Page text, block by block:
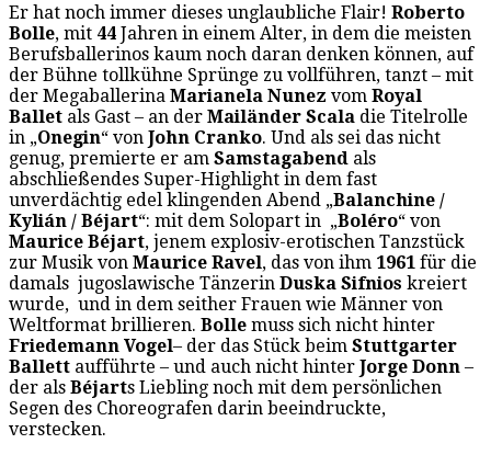
Er hat noch immer dieses unglaubliche Flair! Roberto
Bolle, mit 44 Jahren in einem Alter, in dem die meisten
Berufsballerinos kaum noch daran denken können, auf
der Bühne tollkühne Sprünge zu vollführen, tanzt – mit
der Megaballerina Marianela Nunez vom Royal
Ballet als Gast – an der Mailänder Scala die Titelrolle
in „Onegin“ von John Cranko. Und als sei das nicht
genug, premierte er am Samstagabend als
abschließendes Super-Highlight in dem fast
unverdächtig edel klingenden Abend „Balanchine /
Kylián / Béjart“: mit dem Solopart in „Boléro“ von
Maurice Béjart, jenem explosiv-erotischen Tanzstück
zur Musik von Maurice Ravel, das von ihm 1961 für die
damals jugoslawische Tänzerin Duska Sifnios kreiert
wurde, und in dem seither Frauen wie Männer von
Weltformat brillieren. Bolle muss sich nicht hinter
Friedemann Vogel– der das Stück beim Stuttgarter
Ballett aufführte – und auch nicht hinter Jorge Donn –
der als Béjarts Liebling noch mit dem persönlichen
Segen des Choreografen darin beeindruckte,
verstecken.